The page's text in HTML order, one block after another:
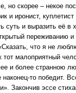
но скорее – некое
и иронист,
суть и выразить её в
переживанию и
что я не
малоприятный
и более странною
наконец-то победит.
Закончив эссе